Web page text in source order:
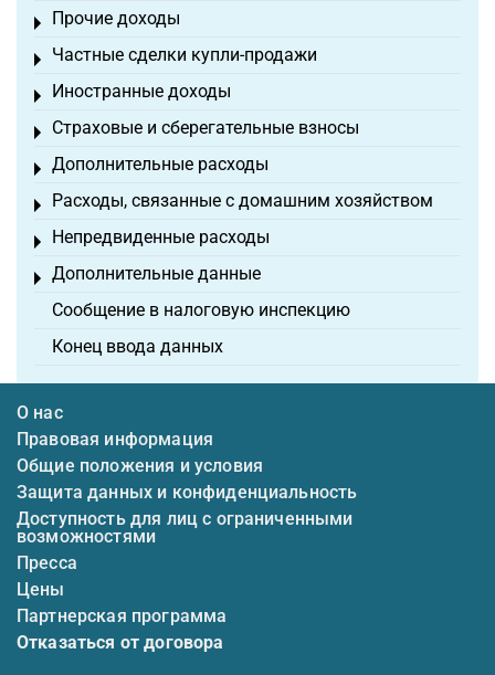
Прочие доходы
Toggle menu
Частные сделки купли-продажи
Toggle menu
Иностранные доходы
Toggle menu
Страховые и сберегательные взносы
Toggle menu
Дополнительные расходы
Toggle menu
Расходы, связанные с домашним хозяйством
Toggle menu
Непредвиденные расходы
Toggle menu
Дополнительные данные
Toggle menu
Сообщение в налоговую инспекцию
Конец ввода данных
О нас
Правовая информация
Общие положения и условия
Защита данных и конфиденциальность
Доступность для лиц с ограниченными
возможностями
Пресса
Цены
Партнерская программа
Отказаться от договора